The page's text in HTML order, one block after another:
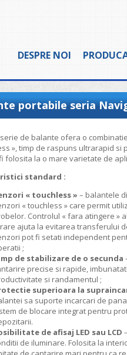
DESPRE NOI
portabile seria
de balante ofera o
», timp de raspuns ultrarapid
folosita la o mare varietate de
standard :
« touchless » – balantele
« touchless » care permit
Controlul « fara atingere »
ajuta la evitarea transferului
pot fi setati independent
;
de stabilizare de o secunda
precise si rapide,
si randamentul ;
superioara la
sa suporte incarcari de
de blocare integrat pentru
de afisaj LED sau LCD
de iluminare. Folosita la